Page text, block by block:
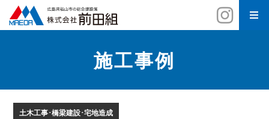
施工事例
土木工事･橋梁建設･宅地造成